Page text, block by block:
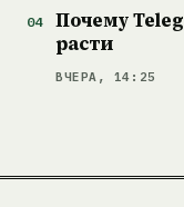
Почему
расти
ВЧЕРА, 14:25